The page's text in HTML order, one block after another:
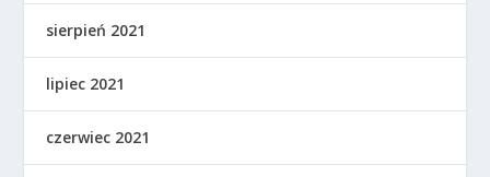
sierpień 2021
lipiec 2021
czerwiec 2021